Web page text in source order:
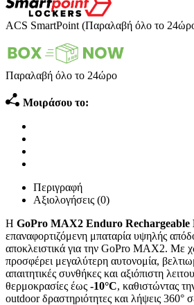
ACS SmartPoint (Παραλαβή όλο το
Παραλαβή όλο το 24ώρο
Μοιράσου το:
Περιγραφή
Αξιολογήσεις (0)
Η GoPro MAX2 Enduro Rechargeable
επαναφορτιζόμενη μπαταρία υψηλής
αποκλειστικά για την GoPro MAX2. Με
προσφέρει μεγαλύτερη αυτονομία,
απαιτητικές συνθήκες και αξιόπιστη
θερμοκρασίες έως -10°C, καθιστώντας
outdoor δραστηριότητες και λήψεις 360°